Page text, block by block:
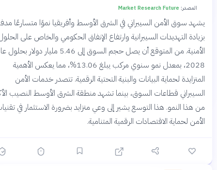
Market Research Future
سوق الأمن السيبراني في الشرق الأوسط وأفريقيا نموًا متسارعًا مدفوعًا
التهديدات السيبرانية وارتفاع الإنفاق الحكومي والخاص على الحلول
الأمنية. من المتوقع أن يصل حجم السوق إلى 5.46 مليار دولار بحلول عام
2028، بمعدل نمو سنوي مركب يبلغ 13.06%، مما يعكس الأهمية
لحماية البيانات والبنية التحتية الرقمية. تتصدر خدمات الأمن
قطاعات السوق، بينما تشهد منطقة الشرق الأوسط النصيب الأكبر
هذا النمو. هذا التوسع يشير إلى وعي متزايد بضرورة الاستثمار في تقنيات
لحماية الاقتصادات الرقمية المتنامية.